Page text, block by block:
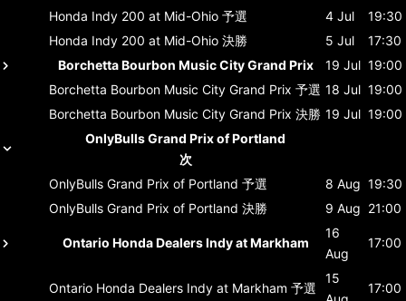
Honda Indy 200 at Mid-Ohio 予選 4 Jul
19:30
Honda Indy 200 at Mid-Ohio 決勝 5 Jul
17:30
Borchetta Bourbon Music City Grand Prix
19 Jul 19:00
Borchetta Bourbon Music City Grand Prix 予選 18 Jul 19:00
Borchetta Bourbon Music City Grand Prix 決勝 19 Jul 19:00
OnlyBulls Grand Prix of Portland
次
OnlyBulls Grand Prix of Portland 予選 8 Aug 19:30
OnlyBulls Grand Prix of Portland 決勝 9 Aug 21:00
Ontario Honda Dealers Indy at Markham
16
Aug
17:00
Ontario Honda Dealers Indy at Markham 予選
15
17:00